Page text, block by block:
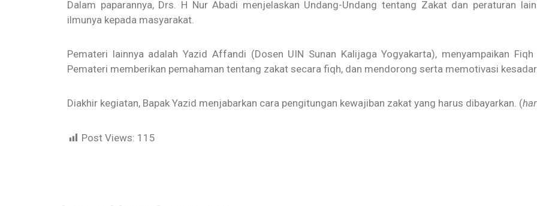
Dalam paparannya, Drs. H Nur Abadi menjelaskan Undang-Undang tentang Zakat dan peraturan
ilmunya kepada masyarakat.
Pemateri lainnya adalah Yazid Affandi (Dosen UIN Sunan Kalijaga Yogyakarta), menyampaikan
Pemateri memberikan pemahaman tentang zakat secara fiqh, dan mendorong serta memotivasi
Diakhir kegiatan, Bapak Yazid menjabarkan cara pengitungan kewajiban zakat yang harus dibayarkan. (
Post Views: 115